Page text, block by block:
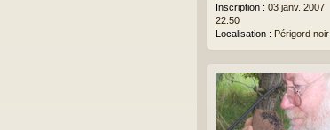
Inscription : 03 janv. 2007
22:50
Localisation : Périgord noir